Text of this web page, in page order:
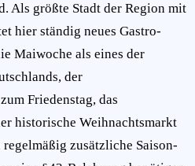
Als größte Stadt der Region mit
hier ständig neues Gastro-
Maiwoche als eines der
der
Friedenstag, das
historische Weihnachtsmarkt
zusätzliche Saison-